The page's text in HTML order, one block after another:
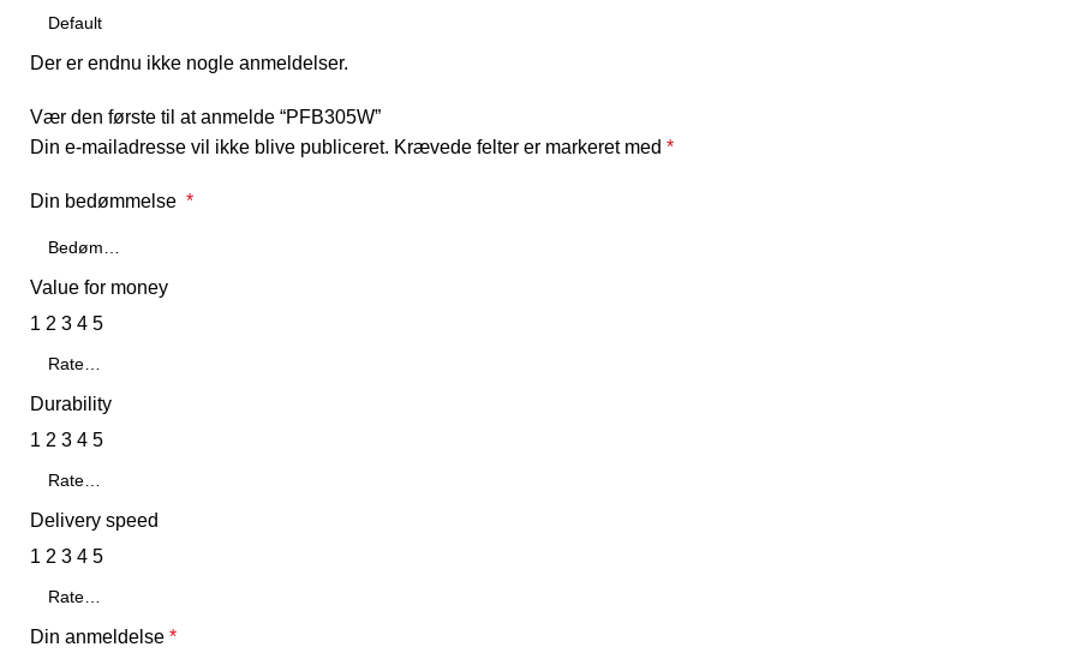
Der er endnu ikke nogle anmeldelser.
Vær den første til at anmelde “PFB305W”
Din e-mailadresse vil ikke blive publiceret. Krævede felter er markeret med *
Din bedømmelse *
Value for money
1 2 3 4 5
Durability
1 2 3 4 5
Delivery speed
1 2 3 4 5
Din anmeldelse *